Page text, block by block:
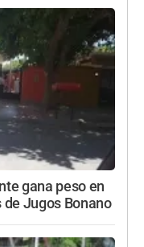
gana peso en
Jugos Bonano